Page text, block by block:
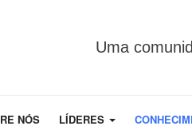
Uma
NÓS LÍDERES